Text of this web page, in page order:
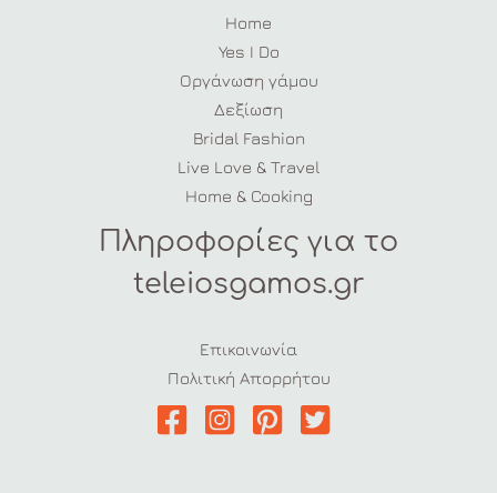
Home
Yes I Do
Οργάνωση γάμου
Δεξίωση
Bridal Fashion
Live Love & Travel
Home & Cooking
Πληροφορίες για το
teleiosgamos.gr
Επικοινωνία
Πολιτική Απορρήτου